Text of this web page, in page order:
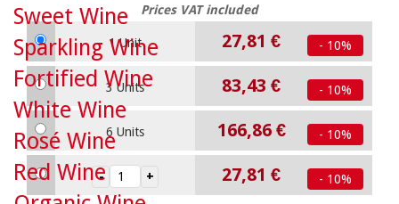
Prices VAT included
1 Unit 27,81 € - 10%
3 Units 83,43 € - 10%
6 Units 166,86 € - 10%
27,81 € - 10%
Sweet Wine
Sparkling Wine
Fortified Wine
White Wine
Rosé Wine
Red Wine